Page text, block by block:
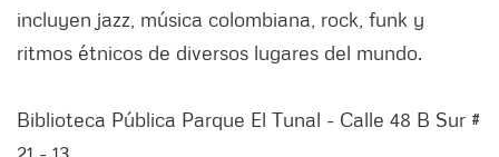
incluyen jazz, música colombiana, rock, funk y
ritmos étnicos de diversos lugares del mundo.
Biblioteca Pública Parque El Tunal - Calle 48 B Sur #